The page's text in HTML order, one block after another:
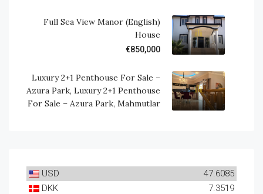
(English) Full Sea View Manor
House
€850,000
Luxury 2+1 Penthouse For Sale –
Azura Park, Luxury 2+1 Penthouse
For Sale – Azura Park, Mahmutlar
USD
47.6085
DKK
7.3519